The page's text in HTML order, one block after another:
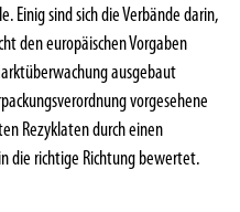
Einig sind sich die Verbände darin,
den europäischen Vorgaben
ausgebaut
vorgesehene
Rezyklaten durch einen
die richtige Richtung bewertet.